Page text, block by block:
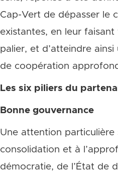
Cap-Vert de dépasser le
existantes, en leur
palier, et d’atteindre
de coopération
Les six piliers du
Bonne gouvernance
Une attention particulière
consolidation et à
démocratie, de l’État de